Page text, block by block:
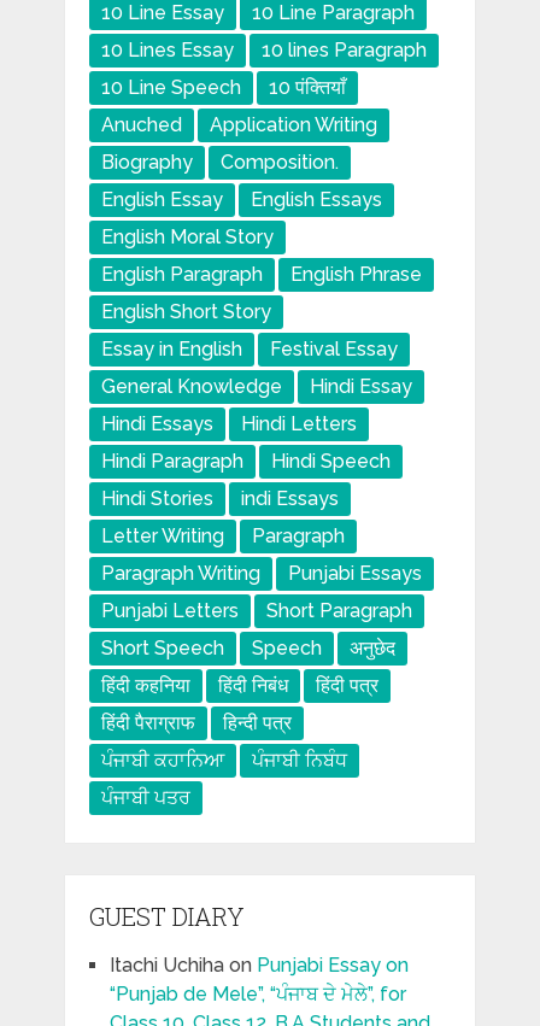
10 Line Essay
10 Line Paragraph
10 Lines Essay
10 lines Paragraph
10 Line Speech
10 पंक्तियाँ
Anuched
Application Writing
Biography
Composition.
English Essay
English Essays
English Moral Story
English Paragraph
English Phrase
English Short Story
Essay in English
Festival Essay
General Knowledge
Hindi Essay
Hindi Essays
Hindi Letters
Hindi Paragraph
Hindi Speech
Hindi Stories
indi Essays
Letter Writing
Paragraph
Paragraph Writing
Punjabi Essays
Punjabi Letters
Short Paragraph
Short Speech
Speech
अनुछेद
हिंदी कहनिया
हिंदी निबंध
हिंदी पत्र
हिंदी पैराग्राफ
हिन्दी पत्र
ਪੰਜਾਬੀ ਕਹਾਨਿਆ
ਪੰਜਾਬੀ ਨਿਬੰਧ
ਪੰਜਾਬੀ ਪਤਰ
GUEST DIARY
Itachi Uchihaon Punjabi Essay on
“Punjab de Mele”, “ਪੰਜਾਬ ਦੇ ਮੇਲੇ”, for